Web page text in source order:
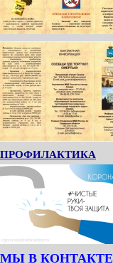
ПРОФИЛАКТИКА
МЫ В КОНТАКТЕ